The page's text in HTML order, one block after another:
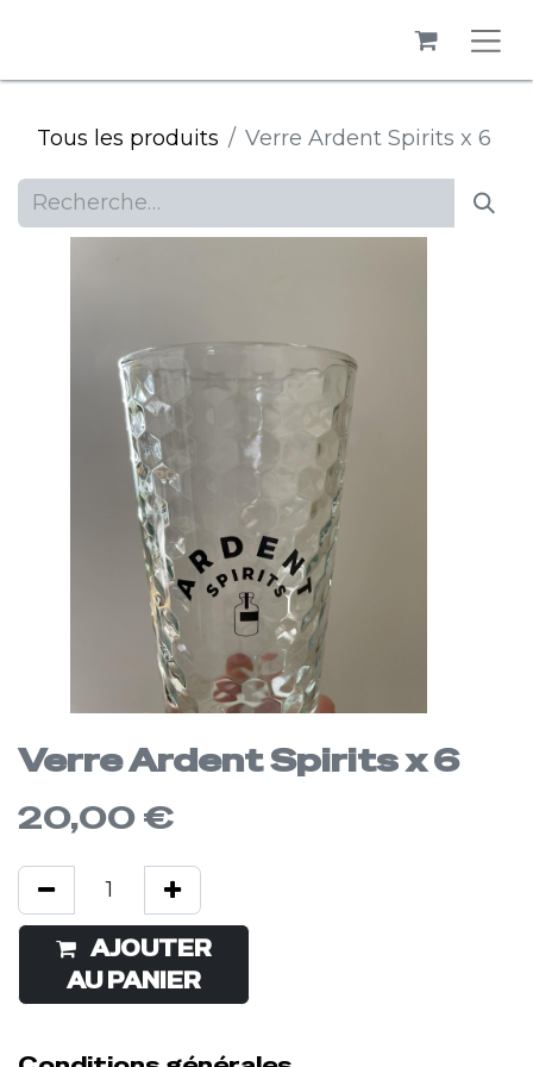
Tous les produits Verre Ardent Spirits x 6
Verre Ardent Spirits x 6
20,00 €
AJOUTER
AU PANIER